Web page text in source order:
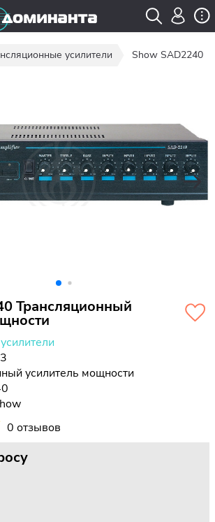
усилители Show SAD2240
Трансляционный
усилитель мощности
0 отзывов